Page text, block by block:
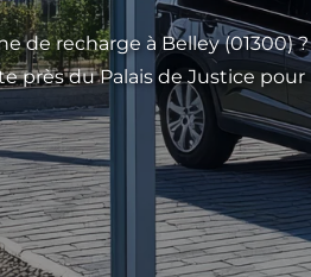
de recharge à Belley (01300) ?
près du Palais de Justice pour